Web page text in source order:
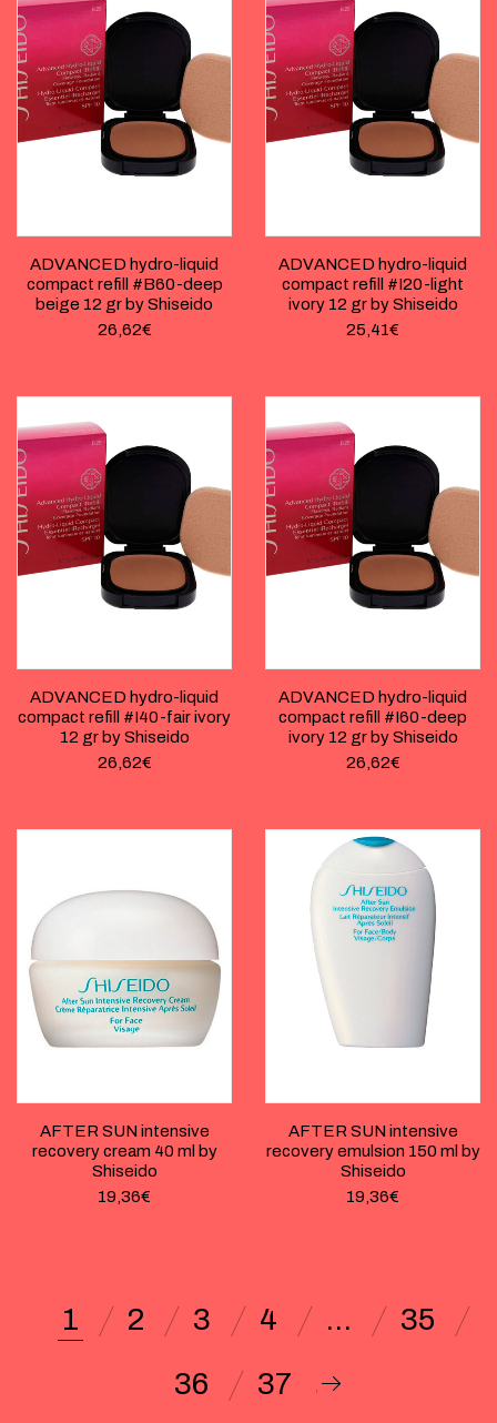
ADVANCED hydro-liquid
compact refill #B60-deep
beige 12 gr by Shiseido
26,62€
ADVANCED hydro-liquid
compact refill #I20-light
ivory 12 gr by Shiseido
25,41€
ADVANCED hydro-liquid
compact refill #I40-fair ivory
12 gr by Shiseido
26,62€
ADVANCED hydro-liquid
compact refill #I60-deep
ivory 12 gr by Shiseido
26,62€
AFTER SUN intensive
recovery cream 40 ml by
Shiseido
19,36€
AFTER SUN intensive
recovery emulsion 150 ml by
Shiseido
19,36€
1 2 3 4 …
35
36
37